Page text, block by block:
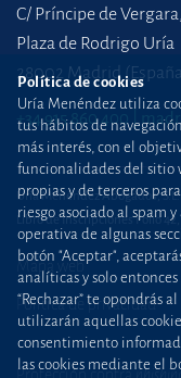
C/ Príncipe de
Plaza de Rodrigo Uría
28002 Madrid
+34 915 860 400
Uría Menéndez Abogados,
Libro de Inscripciones Folio
Mapa web
Política de privacidad
Política de cookies
Uría Menéndez utiliza
tus hábitos de
más interés, con el
funcionalidades del sitio
propias y de terceros
riesgo asociado al spam
operativa de algunas
botón "Aceptar",
analíticas y solo
“Rechazar” te opondrás
utilizarán aquellas
consentimiento
las cookies mediante el